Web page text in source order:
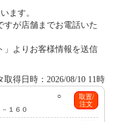
ます。
すが店舗までお電話いた
」よりお客様情報を送信
取得日時：2026/08/10 11時
取置/
注文
○
１６０